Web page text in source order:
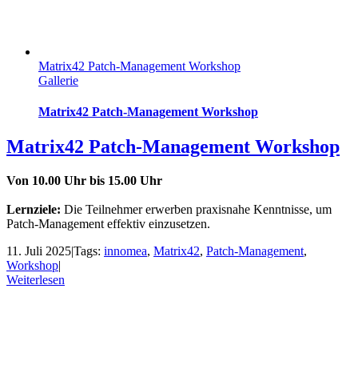
Matrix42 Patch-Management Workshop
Gallerie
Matrix42 Patch-Management Workshop
Matrix42 Patch-Management Workshop
Von 10.00 Uhr bis 15.00 Uhr
Lernziele: Die Teilnehmer erwerben praxisnahe Kenntnisse, um
Patch-Management effektiv einzusetzen.
11. Juli 2025|Tags: innomea, Matrix42, Patch-Management,
Workshop|
Weiterlesen